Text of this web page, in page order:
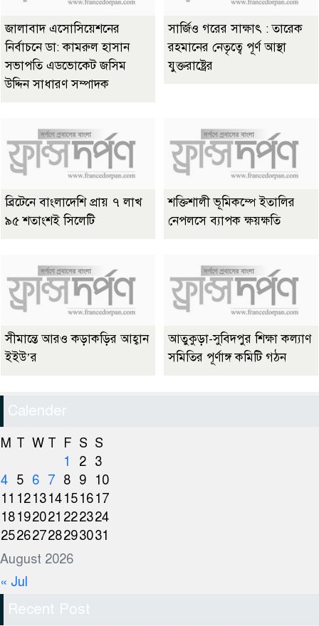
জালাবাদ এসোসিয়েশনের
নির্বাচনে ডা: কামরুল হাসান
সভাপতি এডভোকেট জসিম
উদ্দিন সাধারণ সম্পাদক
সার্জিও গরের সাক্ষাৎ : তারেক
রহমানের নেতৃত্বে পূর্ণ আস্থা
যুক্তরাষ্ট্রের
ব্রিটেনে বাংলাদেশি প্রায় ৭ লাখ
৯৫ শতাংশই সিলেটি
শক্তিশালী ভূমিকম্পে ইতালির
নেপলসে ব্যাপক ক্ষয়ক্ষতি
সীমান্তে আরও কড়াকড়ির আহ্বান
ইইউ’র
আতুকুড়া-সুবিদপুর শিক্ষা কল্যাণ
সমিতির পূর্ণাঙ্গ কমিটি গঠন
Calender
August 2026
M T W T F S S
1
2 3
4 5 6 7 8 9
10
11 121314151617
18192021 222324
25262728293031
« Jul
Recent Post